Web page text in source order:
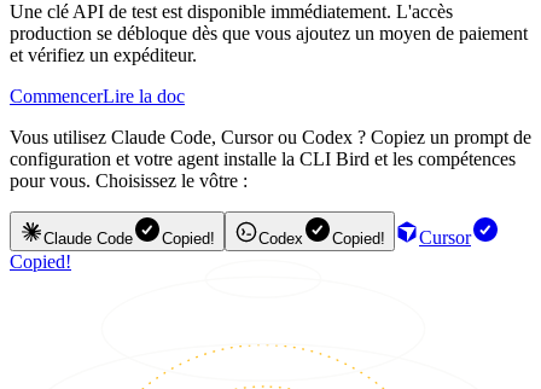
Une clé API de test est disponible immédiatement. L'accès
production se débloque dès que vous ajoutez un moyen de paiement
et vérifiez un expéditeur.
CommencerLire la doc
Vous utilisez Claude Code, Cursor ou Codex ? Copiez un prompt de
configuration et votre agent installe la CLI Bird et les compétences
pour vous. Choisissez le vôtre :
Claude Code Copied! Codex Copied!
Cursor
Copied!